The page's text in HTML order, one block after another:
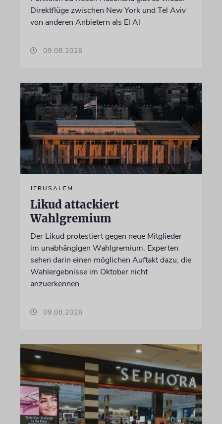
Direktflüge zwischen New York und Tel Aviv
von anderen Anbietern als El Al
09.08.2026
JERUSALEM
Likud attackiert
Wahlgremium
Der Likud protestiert gegen neue Mitglieder
im unabhängigen Wahlgremium. Experten
sehen darin einen möglichen Auftakt dazu, die
Wahlergebnisse im Oktober nicht
anzuerkennen
09.08.2026